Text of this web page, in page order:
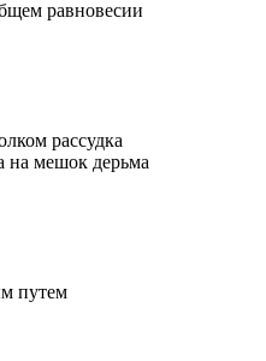
равновесии
рассудка
на мешок дерьма
путем